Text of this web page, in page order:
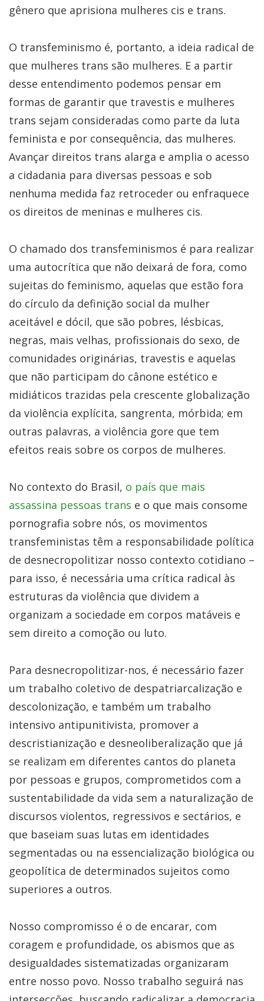
gênero que aprisiona mulheres cis e trans.
O transfeminismo é, portanto, a ideia radical de
que mulheres trans são mulheres. E a partir
desse entendimento podemos pensar em
formas de garantir que travestis e mulheres
trans sejam consideradas como parte da luta
feminista e por consequência, das mulheres.
Avançar direitos trans alarga e amplia o acesso
a cidadania para diversas pessoas e sob
nenhuma medida faz retroceder ou enfraquece
os direitos de meninas e mulheres cis.
O chamado dos transfeminismos é para realizar
uma autocrítica que não deixará de fora, como
sujeitas do feminismo, aquelas que estão fora
do círculo da definição social da mulher
aceitável e dócil, que são pobres, lésbicas,
negras, mais velhas, profissionais do sexo, de
comunidades originárias, travestis e aquelas
que não participam do cânone estético e
midiáticos trazidas pela crescente globalização
da violência explícita, sangrenta, mórbida; em
outras palavras, a violência gore que tem
efeitos reais sobre os corpos de mulheres.
No contexto do Brasil, o país que mais
assassina pessoas trans e o que mais consome
pornografia sobre nós, os movimentos
transfeministas têm a responsabilidade política
de desnecropolitizar nosso contexto cotidiano –
para isso, é necessária uma crítica radical às
estruturas da violência que dividem a
organizam a sociedade em corpos matáveis e
sem direito a comoção ou luto.
Para desnecropolitizar-nos, é necessário fazer
um trabalho coletivo de despatriarcalização e
descolonização, e também um trabalho
intensivo antipunitivista, promover a
descristianização e desneoliberalização que já
se realizam em diferentes cantos do planeta
por pessoas e grupos, comprometidos com a
sustentabilidade da vida sem a naturalização de
discursos violentos, regressivos e sectários, e
que baseiam suas lutas em identidades
segmentadas ou na essencialização biológica ou
geopolítica de determinados sujeitos como
superiores a outros.
Nosso compromisso é o de encarar, com
coragem e profundidade, os abismos que as
desigualdades sistematizadas organizaram
entre nosso povo. Nosso trabalho seguirá nas